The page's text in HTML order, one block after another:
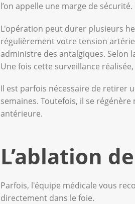
l’on appelle une marge de
L'opération peut durer plusieurs
régulièrement votre tension
administre des antalgiques. Selon
Une fois cette surveillance
Il est parfois nécessaire de retirer
semaines. Toutefois, il se
antérieure.
L’ablation
Parfois, l'équipe médicale vous
directement dans le foie.